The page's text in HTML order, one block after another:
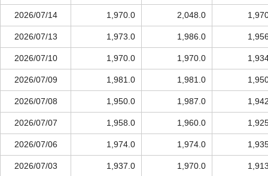
2026/07/14 1,970.0 2,048.0
2026/07/13 1,973.0 1,986.0
2026/07/10 1,970.0 1,970.0
2026/07/09 1,981.0 1,981.0
2026/07/08 1,950.0 1,987.0
2026/07/07 1,958.0 1,960.0
2026/07/06 1,974.0 1,974.0
2026/07/03 1,937.0 1,970.0